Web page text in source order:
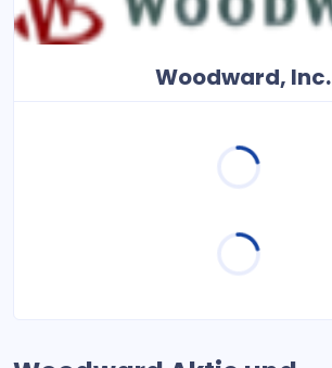
Woodward, Inc.